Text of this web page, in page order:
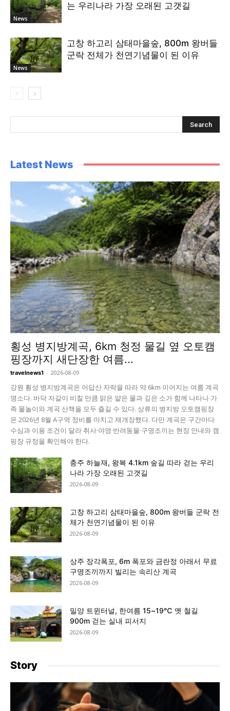
News
는 우리나라 가장 오래된 고갯길
News
고창 하고리 삼태마을숲, 800m 왕버들
군락 전체가 천연기념물이 된 이유
Latest News
횡성 병지방계곡, 6km 청정 물길 옆 오토캠
핑장까지 새단장한 여름...
travelnews1 - 2026-08-09
강원 횡성 병지방계곡은 어답산 자락을 따라 약 6km 이어지는 여름 계곡
명소다. 바닥 자갈이 비칠 만큼 맑은 얕은 물과 깊은 소가 함께 나타나 가
족 물놀이와 계곡 산책을 모두 즐길 수 있다. 상류의 병지방 오토캠핑장
은 2026년 8월 A구역 정비를 마치고 재개장했다. 다만 계곡은 구간마다
수심과 이용 조건이 달라 취사·야영·반려동물·구명조끼는 현장 안내와 캠
핑장 규정을 확인해야 한다.
충주 하늘재, 왕복 4.1km 숲길 따라 걷는 우리
나라 가장 오래된 고갯길
2026-08-09
고창 하고리 삼태마을숲, 800m 왕버들 군락 전
체가 천연기념물이 된 이유
2026-08-09
상주 장각폭포, 6m 폭포와 금란정 아래서 무료
구명조끼까지 빌리는 속리산 계곡
2026-08-09
밀양 트윈터널, 한여름 15~19℃ 옛 철길
900m 걷는 실내 피서지
2026-08-09
Story